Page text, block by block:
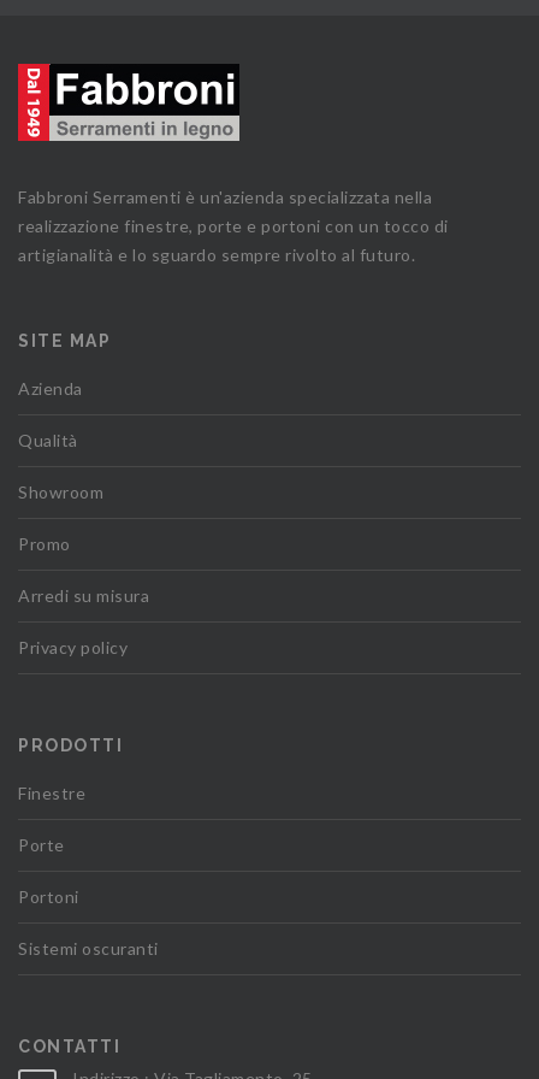
Fabbroni Serramenti è un'azienda specializzata nella
realizzazione finestre, porte e portoni con un tocco di
artigianalità e lo sguardo sempre rivolto al futuro.
SITE MAP
Azienda
Qualità
Showroom
Promo
Arredi su misura
Privacy policy
PRODOTTI
Finestre
Porte
Portoni
Sistemi oscuranti
CONTATTI